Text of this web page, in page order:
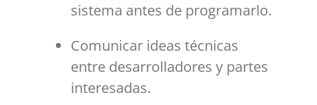
sistema antes de programarlo.
Comunicar ideas técnicas
entre desarrolladores y partes
interesadas.